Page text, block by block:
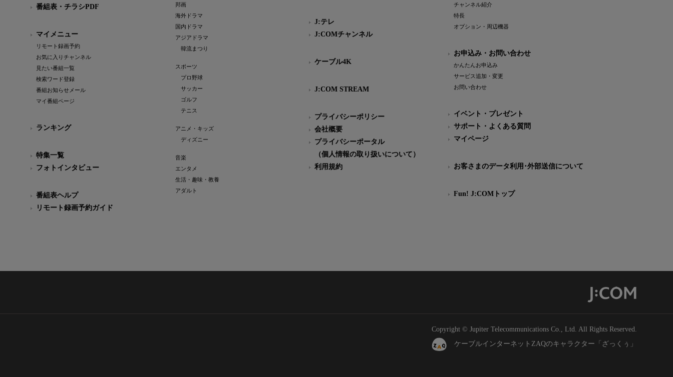
番組表・チラシPDF
マイメニュー
リモート録画予約
お気に入りチャンネル
見たい番組一覧
検索ワード登録
番組お知らせメール
マイ番組ページ
ランキング
特集一覧
フォトインタビュー
番組表ヘルプ
リモート録画予約ガイド
邦画
海外ドラマ
国内ドラマ
アジアドラマ
韓流まつり
スポーツ
プロ野球
サッカー
ゴルフ
テニス
アニメ・キッズ
ディズニー
音楽
エンタメ
生活・趣味・教養
アダルト
J:テレ
J:COMチャンネル
ケーブル4K
J:COM STREAM
プライバシーポリシー
会社概要
プライバシーポータル
（個人情報の取り扱いについて）
利用規約
チャンネル紹介
特長
オプション・周辺機器
お申込み・お問い合わせ
かんたんお申込み
サービス追加・変更
お問い合わせ
イベント・プレゼント
サポート・よくある質問
マイページ
お客さまのデータ利用･外部送信について
Fun! J:COMトップ
Copyright © Jupiter Telecommunications Co., Ltd. All Rights Reserved.
ケーブルインターネットZAQのキャラクター「ざっくぅ」